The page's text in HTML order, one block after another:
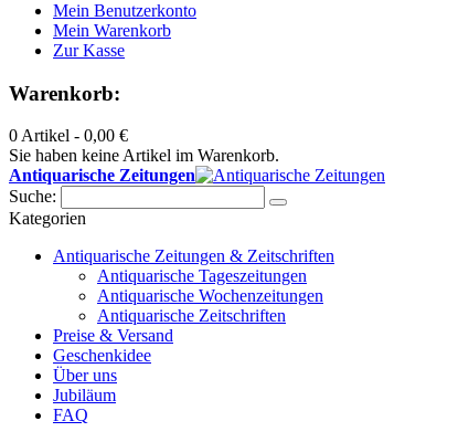
Mein Benutzerkonto
Mein Warenkorb
Zur Kasse
Warenkorb:
0 Artikel - 0,00 €
Sie haben keine Artikel im Warenkorb.
Antiquarische Zeitungen
Suche:
Kategorien
Antiquarische Zeitungen & Zeitschriften
Antiquarische Tageszeitungen
Antiquarische Wochenzeitungen
Antiquarische Zeitschriften
Preise & Versand
Geschenkidee
Über uns
Jubiläum
FAQ